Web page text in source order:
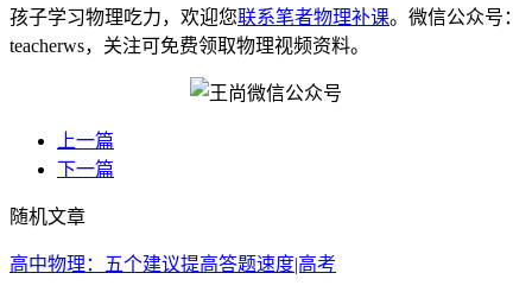
孩子学习物理吃力，欢迎您联系笔者物理补课。微信公众号：
teacherws，关注可免费领取物理视频资料。
上一篇
下一篇
随机文章
高中物理：五个建议提高答题速度|高考